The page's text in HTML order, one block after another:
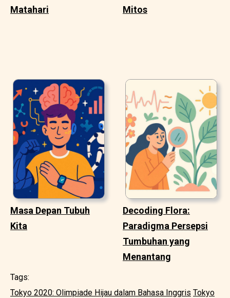
Matahari Mitos
Masa Depan Tubuh
Kita
Decoding Flora:
Paradigma Persepsi
Tumbuhan yang
Menantang
Tags:
Tokyo 2020: Olimpiade Hijau dalam Bahasa Inggris Tokyo